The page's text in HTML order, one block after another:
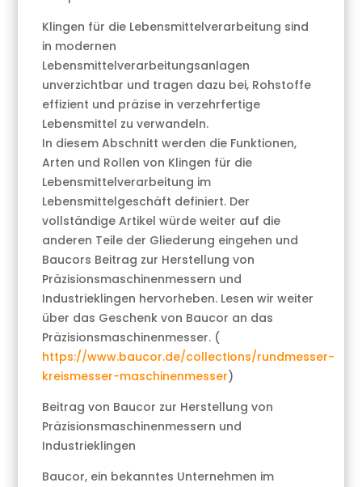
Klingen für die Lebensmittelverarbeitung sind
in modernen
Lebensmittelverarbeitungsanlagen
unverzichtbar und tragen dazu bei, Rohstoffe
effizient und präzise in verzehrfertige
Lebensmittel zu verwandeln.
In diesem Abschnitt werden die Funktionen,
Arten und Rollen von Klingen für die
Lebensmittelverarbeitung im
Lebensmittelgeschäft definiert. Der
vollständige Artikel würde weiter auf die
anderen Teile der Gliederung eingehen und
Baucors Beitrag zur Herstellung von
Präzisionsmaschinenmessern und
Industrieklingen hervorheben. Lesen wir weiter
über das Geschenk von Baucor an das
Präzisionsmaschinenmesser. (
https://www.baucor.de/collections/rundmesser-
kreismesser-maschinenmesser)
Beitrag von Baucor zur Herstellung von
Präzisionsmaschinenmessern und
Industrieklingen
Baucor, ein bekanntes Unternehmen im